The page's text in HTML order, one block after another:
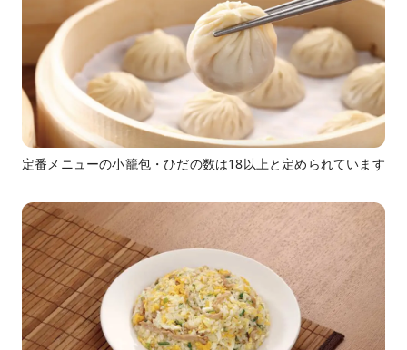
定番メニューの小籠包・ひだの数は18以上と定められています